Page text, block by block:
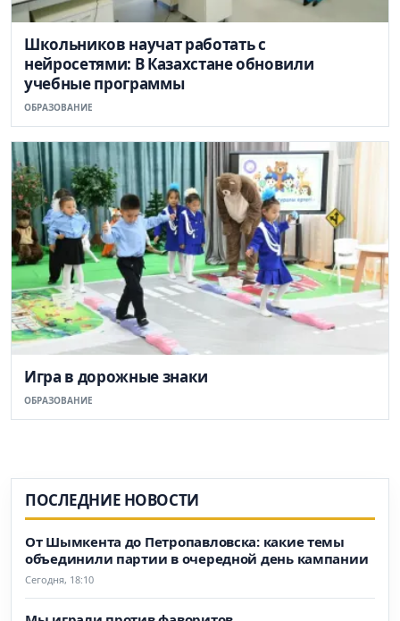
Школьников научат работать с
нейросетями: В Казахстане обновили
учебные программы
ОБРАЗОВАНИЕ
Игра в дорожные знаки
ОБРАЗОВАНИЕ
ПОСЛЕДНИЕ НОВОСТИ
От Шымкента до Петропавловска: какие темы
объединили партии в очередной день кампании
Сегодня, 18:10